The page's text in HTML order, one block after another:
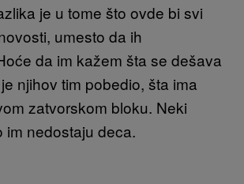
je u tome što ovde bi svi
umesto da ih
da im kažem šta se dešava
njihov tim pobedio, šta ima
zatvorskom bloku. Neki
im nedostaju deca.